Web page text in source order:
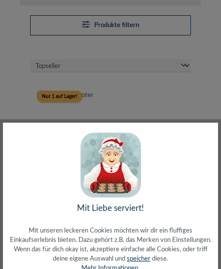
Produkte filtern
Nur 1 auf Lager!
Mit Liebe serviert!
Mit unseren leckeren Cookies möchten wir dir ein fluffiges
Einkaufserlebnis bieten. Dazu gehört z.B. das Merken von Einstellungen.
Wenn das für dich okay ist, akzeptiere einfache alle Cookies, oder triff
deine eigene Auswahl und speicher diese.